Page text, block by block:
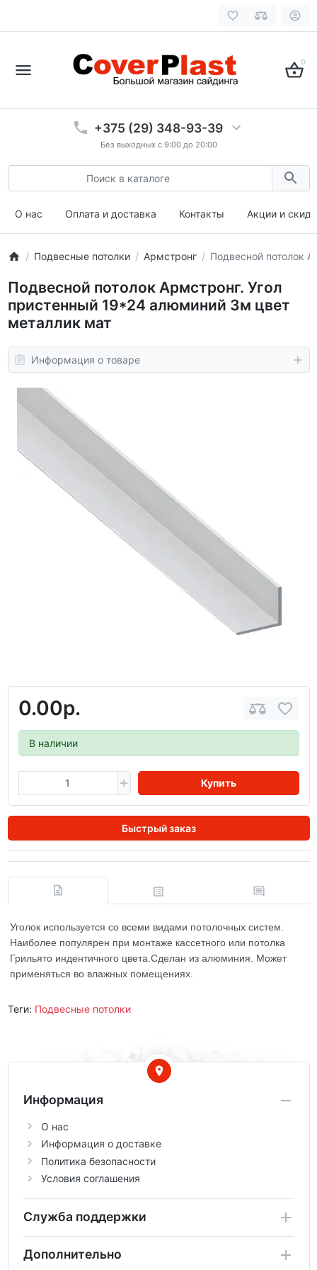
0
+375 (29) 348-93-39
Без выходных с 9:00 до 20:00
О нас Оплата и доставка Контакты Акции и
Подвесные потолки Армстронг Подвесной потолок
Подвесной потолок Армстронг. Угол
пристенный 19*24 алюминий 3м цвет
металлик мат
Информация о товаре
0.00р.
В наличии
Купить
Быстрый заказ
Уголок используется со всеми видами потолочных систем.
Наиболее популярен при монтаже кассетного или потолка
Грильято индентичного цвета.Сделан из алюминия. Может
применяться во влажных помещениях.
Теги: Подвесные потолки
Информация
О нас
Информация о доставке
Политика безопасности
Условия соглашения
Служба поддержки
Дополнительно